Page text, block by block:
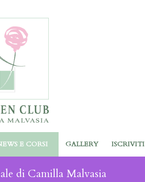
E CORSI GALLERY ISCRIVITI
di Camilla Malvasia